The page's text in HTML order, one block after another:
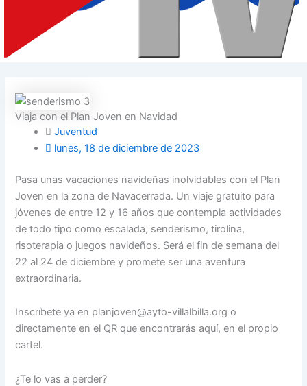
Viaja con el Plan Joven en Navidad
Juventud
lunes, 18 de diciembre de 2023
Pasa unas vacaciones navideñas inolvidables con el Plan
Joven en la zona de Navacerrada. Un viaje gratuito para
jóvenes de entre 12 y 16 años que contempla actividades
de todo tipo como escalada, senderismo, tirolina,
risoterapia o juegos navideños. Será el fin de semana del
22 al 24 de diciembre y promete ser una aventura
extraordinaria.
Inscríbete ya en planjoven@ayto-villalbilla.org o
directamente en el QR que encontrarás aquí, en el propio
cartel.
¿Te lo vas a perder?